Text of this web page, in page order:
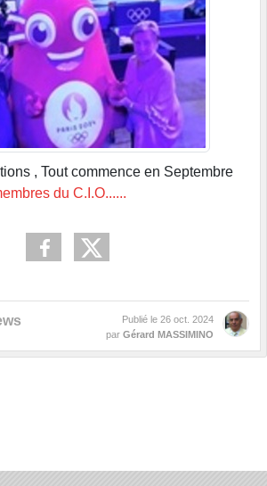
, Tout commence en Septembre
du C.I.O......
Publié le 26 oct. 2024
par Gérard MASSIMINO